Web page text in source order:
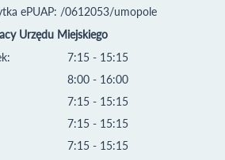
ePUAP: /0612053/umopole
Urzędu Miejskiego
7:15 - 15:15
8:00 - 16:00
7:15 - 15:15
7:15 - 15:15
7:15 - 15:15